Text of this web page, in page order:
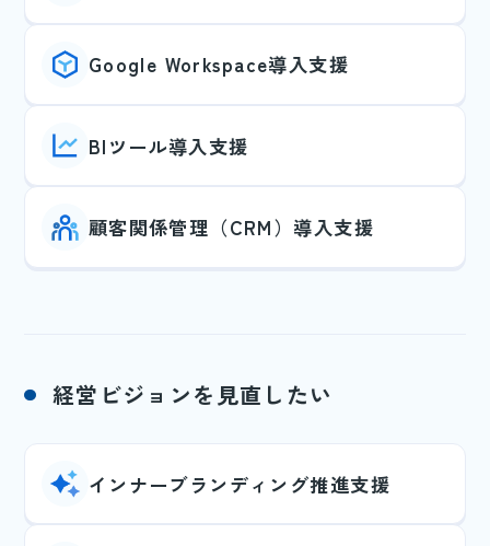
Google Workspace導入支援
BIツール導入支援
顧客関係管理（CRM）導入支援
経営ビジョンを見直したい
インナーブランディング推進支援